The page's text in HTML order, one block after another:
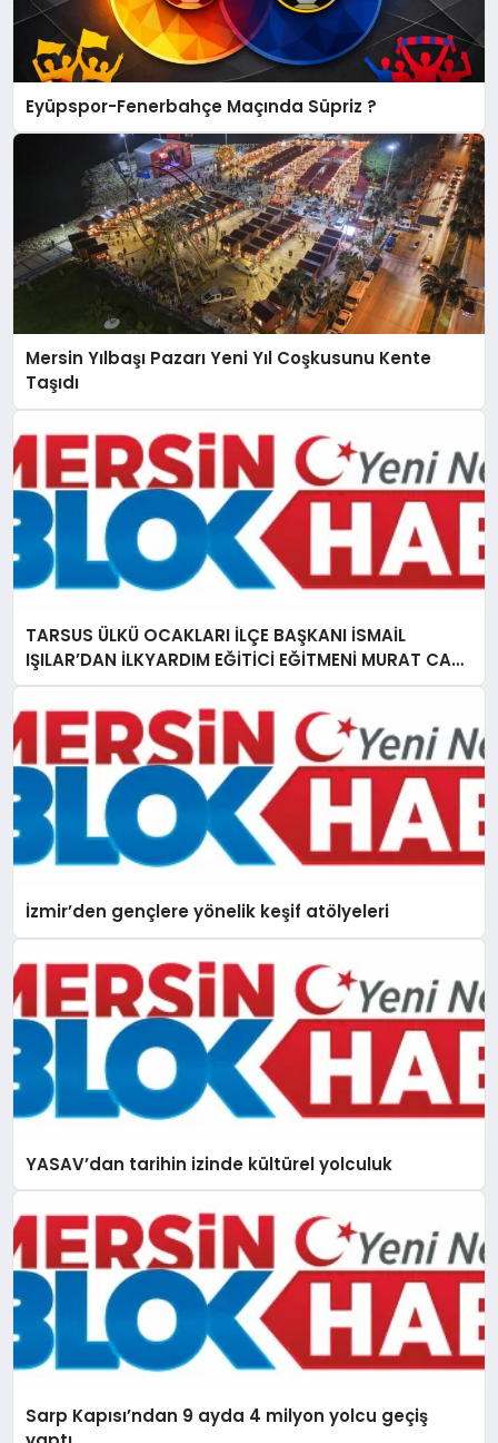
Eyüpspor-Fenerbahçe Maçında Süpriz ?
Mersin Yılbaşı Pazarı Yeni Yıl Coşkusunu Kente
Taşıdı
TARSUS ÜLKÜ OCAKLARI İLÇE BAŞKANI İSMAİL
IŞILAR’DAN İLKYARDIM EĞİTİCİ EĞİTMENİ MURAT CAN
FİDAN’A ZİYARET
İzmir’den gençlere yönelik keşif atölyeleri
YASAV’dan tarihin izinde kültürel yolculuk
Sarp Kapısı’ndan 9 ayda 4 milyon yolcu geçiş